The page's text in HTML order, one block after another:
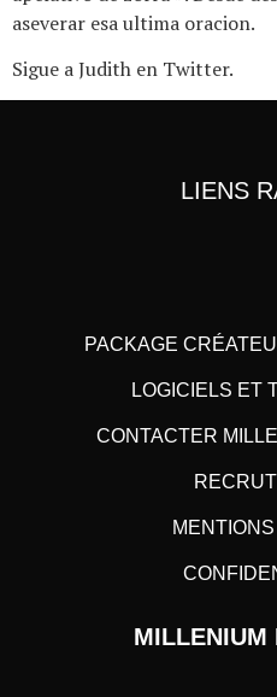
aseverar esa ultima oracion.
Sigue a Judith en Twitter.
LIENS
PACKAGE
LOGICIELS ET
CONTACTER
MILLENIUM